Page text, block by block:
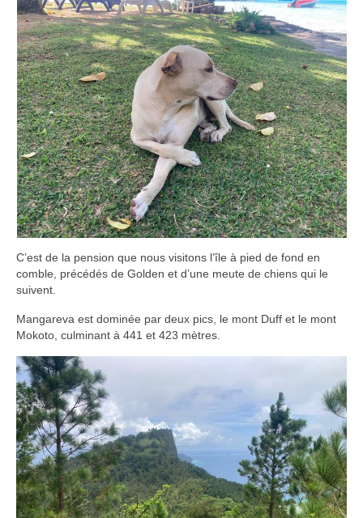
C’est de la pension que nous visitons l’île à pied de fond en
comble, précédés de Golden et d’une meute de chiens qui le
suivent.
Mangareva est dominée par deux pics, le mont Duff et le mont
Mokoto, culminant à 441 et 423 mètres.